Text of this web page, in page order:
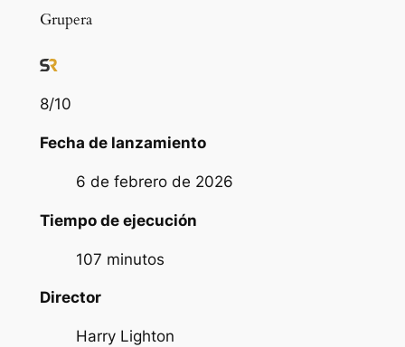
Grupera
8/10
Fecha de lanzamiento
6 de febrero de 2026
Tiempo de ejecución
107 minutos
Director
Harry Lighton